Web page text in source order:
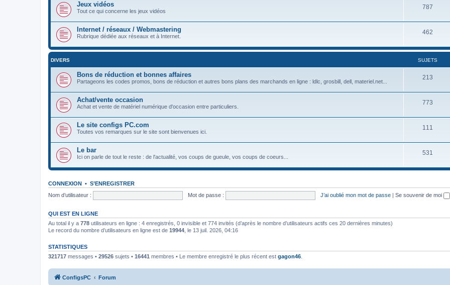
Jeux vidéos
Tout ce qui concerne les jeux vidéos
787
Internet / réseaux / Webmastering
Rubrique dédiée aux réseaux et à Internet.
462
DIVERS SUJETS
Bons de réduction et bonnes affaires
Partageons les codes promos, bons de réduction et autres bons plans des marchands en ligne : ldlc, grosbill, dell, materiel.net...
213
Achat/vente occasion
Achat et vente de matériel numérique d'occasion entre particuliers.
773
Le site configs PC.com
Toutes vos remarques sur le site sont bienvenues ici.
111
Le bar
Ici on parle de tout le reste : de l'actualité, vos coups de gueule, vos coups de coeurs...
531
CONNEXION • S’ENREGISTRER
Nom d’utilisateur :
Mot de passe : J’ai oublié mon mot de passe | Se souvenir de moi
QUI EST EN LIGNE
Au total il y a 778 utilisateurs en ligne : 4 enregistrés, 0 invisible et 774 invités (d’après le nombre d’utilisateurs actifs ces 20 dernières minutes)
Le record du nombre d’utilisateurs en ligne est de 19944 , le 13 juil. 2026, 04:16
STATISTIQUES
321717 messages • 29526 sujets • 16441 membres • Le membre enregistré le plus récent est gagon46
ConfigsPC Forum